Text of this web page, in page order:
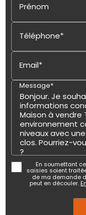
Prénom
Téléphone*
Email*
Message*
En soumettant
saisies soient
de ma demande
peut en découler.